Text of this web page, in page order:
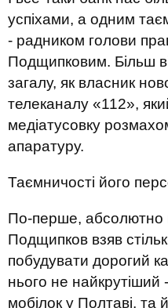
успіхами, а одним
- радником голови
Подщипковим. Більш
загалу, як власник
телеканалу «112»,
медіатусовку
апаратуру.
Таємничості його
По-перше, абсолютно
Подщипков взяв
побудувати дорогий
нього не найкрутіший
мобілок у Полтаві, та